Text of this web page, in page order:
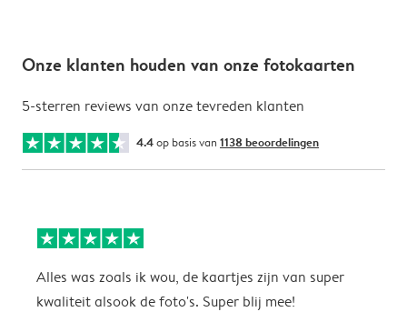
Onze klanten houden van onze fotokaarten
5-sterren reviews van onze tevreden klanten
4.4op basis van 1138 beoordelingen
Alles was zoals ik wou, de kaartjes zijn van super
kwaliteit alsook de foto's. Super blij mee!